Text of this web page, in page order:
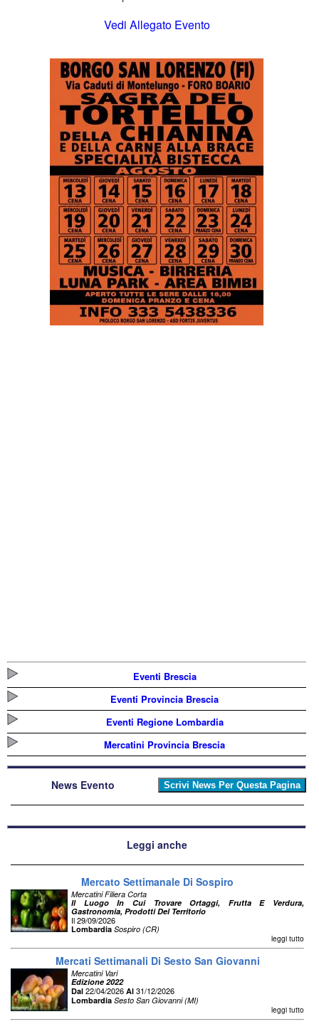
Vedi Allegato Evento
Eventi Brescia
Eventi Provincia Brescia
Eventi Regione Lombardia
Mercatini Provincia Brescia
News Evento
Leggi anche
Mercato Settimanale Di Sospiro
Mercatini Filiera Corta
Il Luogo In Cui Trovare Ortaggi, Frutta E Verdura,
Gastronomia, Prodotti Del Territorio
Il 29/09/2026
Lombardia Sospiro (CR)
leggi tutto
Mercati Settimanali Di Sesto San Giovanni
Mercatini Vari
Edizione 2022
Dal 22/04/2026 Al 31/12/2026
Lombardia Sesto San Giovanni (MI)
leggi tutto